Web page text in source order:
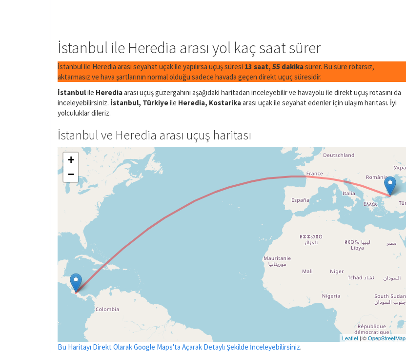
İstanbul ile Heredia arası yol kaç saat sürer
İstanbul ile Heredia arası seyahat uçak ile yapılırsa uçuş süresi 13 saat, 55 dakikasürer. Bu süre rötarsız,
aktarmasız ve hava şartlarının normal olduğu sadece havada geçen direkt uçuç süresidir.
İstanbulile Herediaarası uçuş güzergahını aşağıdaki haritadan inceleyebilir ve havayolu ile direkt uçuş rotasını da
inceleyebilirsiniz. İstanbul, Türkiyeile Heredia, Kostarikaarası uçak ile seyahat edenler için ulaşım harıtası. İyi
yolculuklar dileriz.
İstanbul ve Heredia arası uçuş haritası
+
−
Leaflet | ©OpenStreetMap
Bu Haritayı Direkt Olarak Google Maps'ta Açarak Detaylı Şekilde İnceleyebilirsiniz.